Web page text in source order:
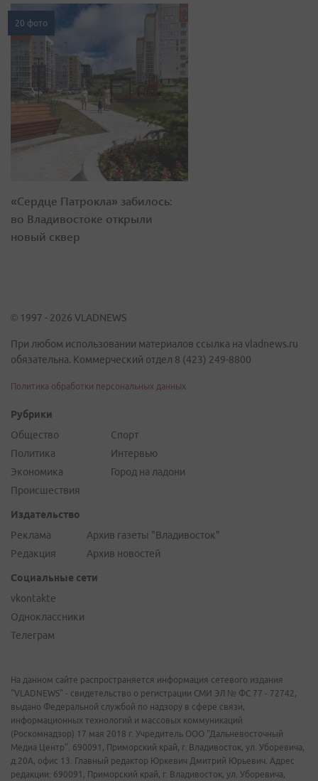
20 фото
«Сердце Патрокла» забилось:
во Владивостоке открыли
новый сквер
© 1997 - 2026 VLADNEWS
При любом использовании материалов ссылка на vladnews.ru
обязательна. Коммерческий отдел 8 (423) 249-8800
Политика обработки персональных данных
Рубрики
Общество
Политика
Экономика
Происшествия
Спорт
Интервью
Город на ладони
Издательство
Реклама
Редакция
Архив газеты "Владивосток"
Архив новостей
Социальные сети
vkontakte
Одноклассники
Телеграм
На данном сайте распространяется информация сетевого издания
"VLADNEWS" - свидетельство о регистрации СМИ ЭЛ № ФС 77 - 72742,
выдано Федеральной службой по надзору в сфере связи,
информационных технологий и массовых коммуникаций
(Роскомнадзор) 17 мая 2018 г. Учредитель ООО "Дальневосточный
Медиа Центр". 690091, Приморский край, г. Владивосток, ул. Уборевича,
д.20А, офис 13. Главный редактор Юркевич Дмитрий Юрьевич. Адрес
редакции: 690091, Приморский край, г. Владивосток, ул. Уборевича,